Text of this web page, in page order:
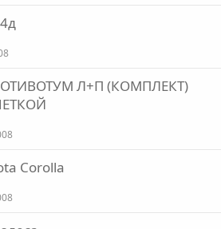
Л+П (КОМПЛЕКТ)
Corolla